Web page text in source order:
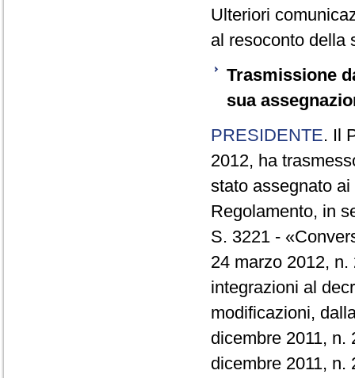
Ulteriori
al resoconto della
Trasmissione
sua
PRESIDENTE. Il
2012, ha
stato assegnato
Regolamento, in
S. 3221 -
24 marzo 2012,
integrazioni al
modificazioni,
dicembre 2011,
dicembre 2011, n.